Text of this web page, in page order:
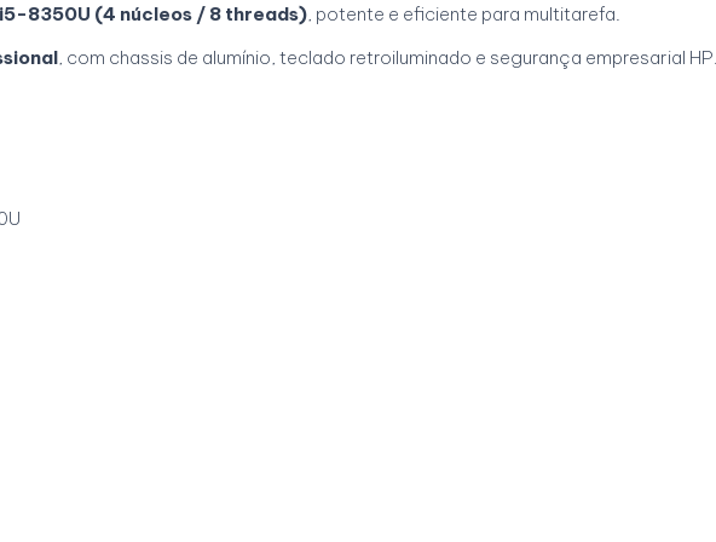
8350U (4 núcleos / 8 threads), potente e eficiente para multitarefa.
, com chassis de alumínio, teclado retroiluminado e segurança empresarial